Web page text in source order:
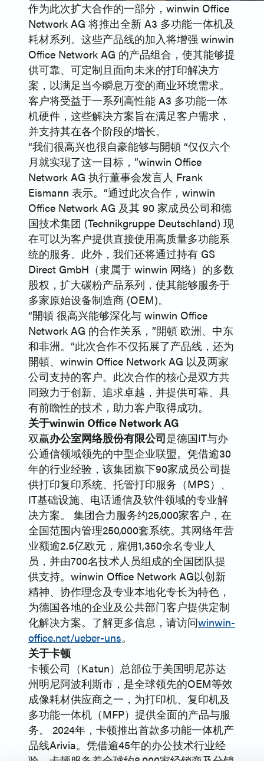
作为此次扩大合作的一部分，winwin Office
Network AG 将推出全新 A3 多功能一体机及
耗材系列。这些产品线的加入将增强 winwin
Office Network AG 的产品组合，使其能够提
供可靠、可定制且面向未来的打印解决方
案，以满足当今瞬息万变的商业环境需求。
客户将受益于一系列高性能 A3 多功能一体
机硬件，这些解决方案旨在满足客户需求，
并支持其在各个阶段的增长。
“我们很高兴也很自豪能够与開頓 “仅仅六个
月就实现了这一目标，”winwin Office
Network AG 执行董事会发言人 Frank
Eismann 表示。“通过此次合作，winwin
Office Network AG 及其 90 家成员公司和德
国技术集团 (Technikgruppe Deutschland) 现
在可以为客户提供直接使用高质量多功能系
统的服务。此外，我们还将通过持有 GS
Direct GmbH（隶属于 winwin 网络）的多数
股权，扩大碳粉产品系列，使其能够服务于
多家原始设备制造商 (OEM)。
“開頓 很高兴能够深化与 winwin Office
Network AG 的合作关系，”開頓 欧洲、中东
和非洲。“此次合作不仅拓展了产品线，还为
開頓、winwin Office Network AG 以及两家
公司支持的客户。此次合作的核心是双方共
同致力于创新、追求卓越，并提供可靠、具
有前瞻性的技术，助力客户取得成功。
关于winwin Office Network AG
双赢办公室网络股份有限公司是德国IT与办
公通信领域领先的中型企业联盟。凭借逾30
年的行业经验，该集团旗下90家成员公司提
供打印复印系统、托管打印服务（MPS）、
IT基础设施、电话通信及软件领域的专业解
决方案。 集团合力服务约25,000家客户，在
全国范围内管理250,000套系统。其网络年营
业额逾2.5亿欧元，雇佣1,350余名专业人
员，并由700名技术人员组成的全国团队提
供支持。winwin Office Network AG以创新
精神、协作理念及专业本地化专长为特色，
为德国各地的企业及公共部门客户提供定制
化解决方案。了解更多信息，请访问winwin-
office.net/ueber-uns。
关于卡顿
卡顿公司（Katun）总部位于美国明尼苏达
州明尼阿波利斯市，是全球领先的OEM等效
成像耗材供应商之一，为打印机、复印机及
多功能一体机（MFP）提供全面的产品与服
务。 2024年，卡顿推出首款多功能一体机产
品线Arivia。凭借逾45年的办公技术行业经